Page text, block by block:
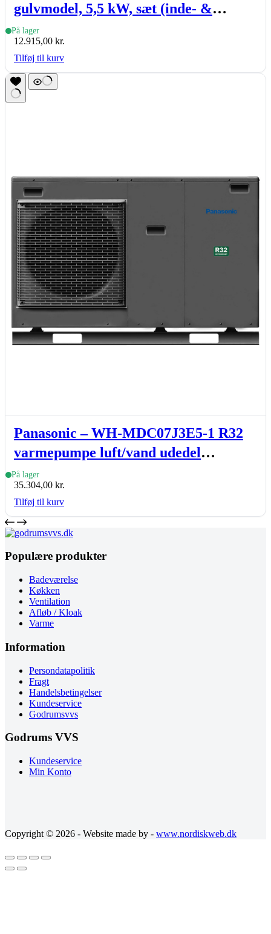
gulvmodel, 5,5 kW, sæt (inde- &
udedel.)
På lager
12.915,00 kr.
Tilføj til kurv
Panasonic – WH-MDC07J3E5-1 R32
varmepumpe luft/vand udedel
Aquarea monoblock, J-gen., 7 kW
På lager
35.304,00 kr.
Tilføj til kurv
Populære produkter
Badeværelse
Køkken
Ventilation
Afløb / Kloak
Varme
Information
Persondatapolitik
Fragt
Handelsbetingelser
Kundeservice
Godrumsvvs
Godrums VVS
Kundeservice
Min Konto
Copyright © 2026 - Website made by - www.nordiskweb.dk